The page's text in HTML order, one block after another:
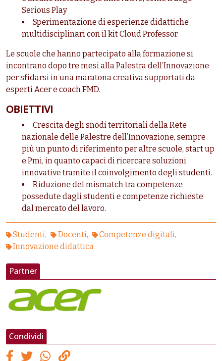
Serious Play
Sperimentazione di esperienze didattiche
multidisciplinari con il kit Cloud Professor
Le scuole che hanno partecipato alla formazione si
incontrano dopo tre mesi alla Palestra dell’Innovazione
per sfidarsi in una maratona creativa supportati da
esperti Acer e coach FMD.
OBIETTIVI
Crescita degli snodi territoriali della Rete
nazionale delle Palestre dell’Innovazione, sempre
più un punto di riferimento per altre scuole, start up
e Pmi, in quanto capaci di ricercare soluzioni
innovative tramite il coinvolgimento degli studenti.
Riduzione del mismatch tra competenze
possedute dagli studenti e competenze richieste
dal mercato del lavoro.
Studenti Docenti
Competenze digitali
Innovazione didattica
Partner
Condividi